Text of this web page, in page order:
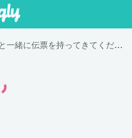
「コーヒーと一緒に伝票を持ってきてください。」は英語で "Please bring me the bill with my coffee."